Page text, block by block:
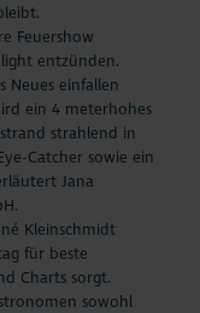
Feuershow
entzünden.
Neues einfallen
ein 4 meterhohes
strahlend in
Catcher sowie ein
Jana
Kleinschmidt
für beste
Charts sorgt.
sowohl